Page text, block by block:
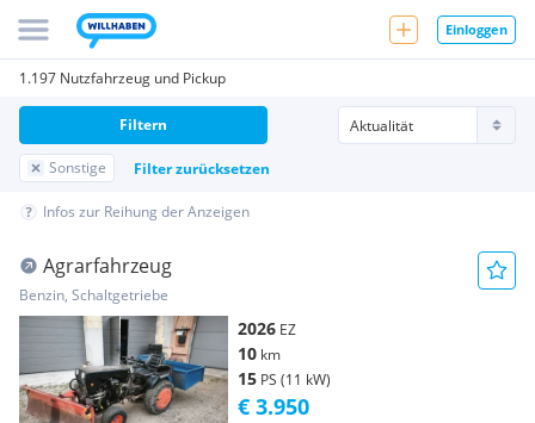
Einloggen
1.197 Nutzfahrzeug und Pickup
Sonstige Filter zurücksetzen
Filtern
Infos zur Reihung der Anzeigen
Agrarfahrzeug
Benzin, Schaltgetriebe
2026 EZ
10 km
15 PS (11 kW)
€ 3.950